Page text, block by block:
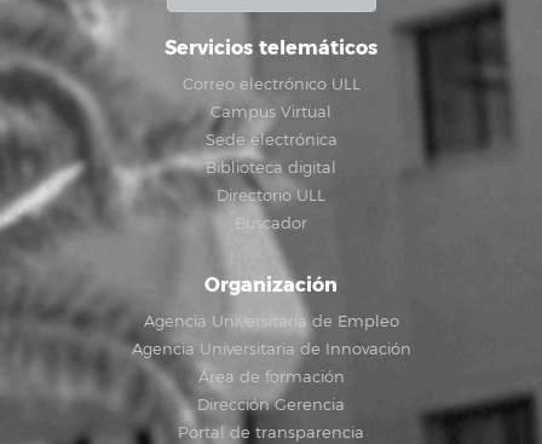
Servicios telemáticos
Correo electrónico ULL
Campus Virtual
Sede electrónica
Biblioteca digital
Directorio ULL
Buscador
Organización
Agencia Universitaria de Empleo
Agencia Universitaria de Innovación
Área de formación
Dirección Gerencia
Portal de transparencia